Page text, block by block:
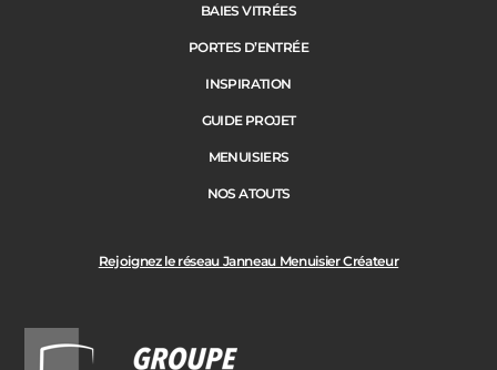
Rejoignez le réseau Janneau Menuisier Créateur
BAIES VITRÉES
PORTES D’ENTRÉE
INSPIRATION
GUIDE PROJET
MENUISIERS
NOS ATOUTS